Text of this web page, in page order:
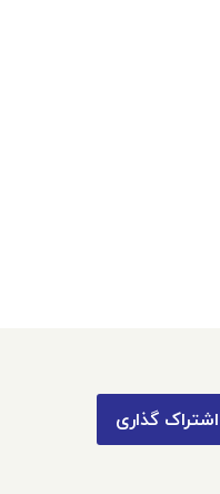
اشتراک گذاری